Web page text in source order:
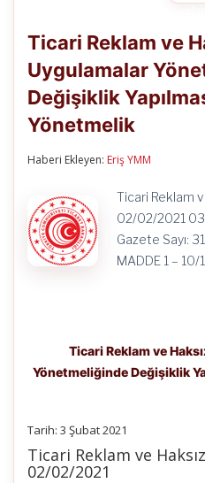
ve
Haksız
Ticari
Ticari Reklam ve
Uygulamalar
Değişiklik
Yönetmelik
Haberi Ekleyen: Eriş YMM
Ticari Reklam
02/02/2021 03
Gazete Sayı:
MADDE 1 –
Ticari Reklam ve
Yönetmeliğinde Değişiklik
Tarih: 3 Şubat 2021
Ticari Reklam ve
02/02/2021